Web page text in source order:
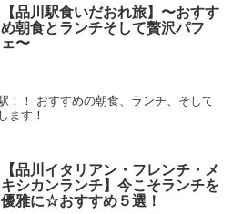
【品川駅食いだおれ旅】〜おすす
め朝食とランチそして贅沢パフ
ェ〜
！！ おすすめの朝食、ランチ、そして
ます！
【品川イタリアン・フレンチ・メ
キシカンランチ】今こそランチを
優雅に☆おすすめ５選！